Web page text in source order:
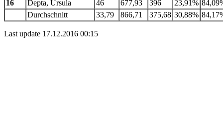
16
Depta, Ursula 46 677,93 396 23,91%
Durchschnitt
33,79 866,71 375,68 30,88%
Last update 17.12.2016 00:15